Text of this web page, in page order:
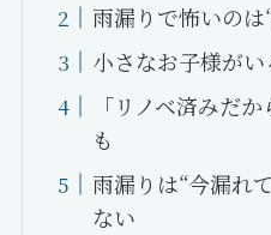
雨漏りで怖いのは
小さなお子様が
「リノベ済みだ
も
雨漏りは“今漏れ
ない